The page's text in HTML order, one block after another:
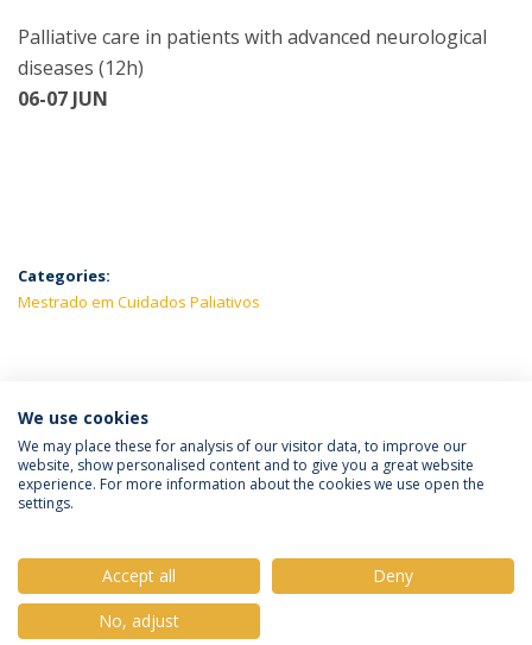
Palliative care in patients with advanced neurological
diseases (12h)
06-07 JUN
Categories:
Mestrado em Cuidados Paliativos
LATEST NEWS
Política de Privacidade
Termos e Condições
© 2026 Universidade Católica Portuguesa
We use cookies
We may place these for analysis of our visitor data, to improve our
website, show personalised content and to give you a great website
experience. For more information about the cookies we use open the
settings.
Accept all
Deny
No, adjust